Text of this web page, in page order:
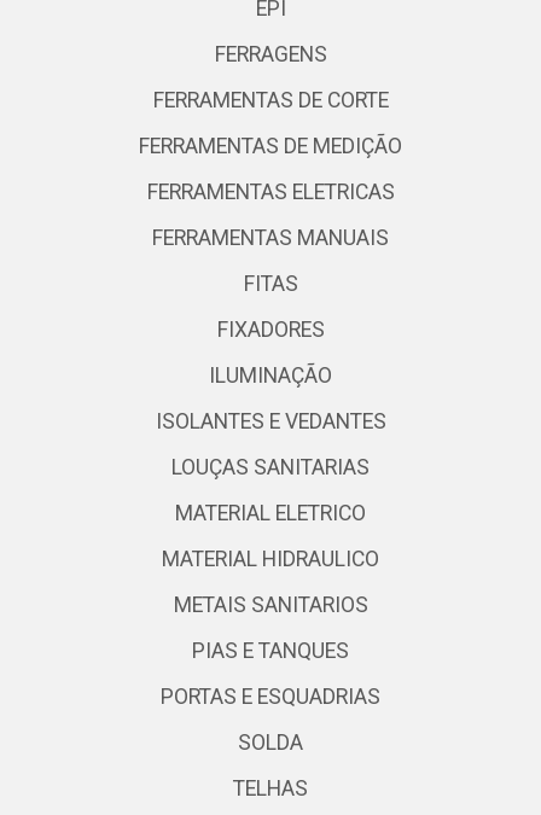
EPI
FERRAGENS
FERRAMENTAS DE CORTE
FERRAMENTAS DE MEDIÇÃO
FERRAMENTAS ELETRICAS
FERRAMENTAS MANUAIS
FITAS
FIXADORES
ILUMINAÇÃO
ISOLANTES E VEDANTES
LOUÇAS SANITARIAS
MATERIAL ELETRICO
MATERIAL HIDRAULICO
METAIS SANITARIOS
PIAS E TANQUES
PORTAS E ESQUADRIAS
SOLDA
TELHAS